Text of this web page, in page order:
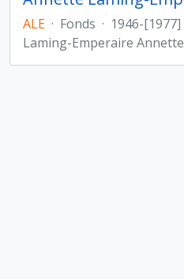
ALE · Fonds · 1946-[1977]
Laming-Emperaire Annette